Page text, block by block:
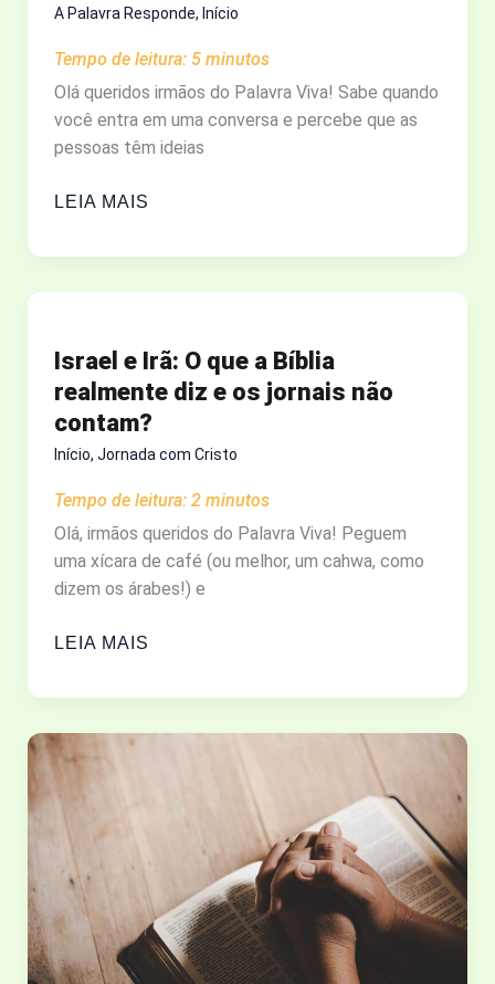
SABE
PORQUÊ?
A Palavra Responde, Início
Tempo de leitura: 5 minutos
Olá queridos irmãos do Palavra Viva! Sabe quando
você entra em uma conversa e percebe que as
pessoas têm ideias
COMO
CERTO:
TRAVAM
SUA
VIDA
COM
LEIA MAIS
Israel e Irã: O que a Bíblia
realmente diz e os jornais não
contam?
Início, Jornada com Cristo
Tempo de leitura: 2 minutos
Olá, irmãos queridos do Palavra Viva! Peguem
uma xícara de café (ou melhor, um cahwa, como
dizem os árabes!) e
ISRAEL
IRÃ:
QUE
REALMENTE
DIZ
OS
JORNAIS
NÃO
LEIA MAIS